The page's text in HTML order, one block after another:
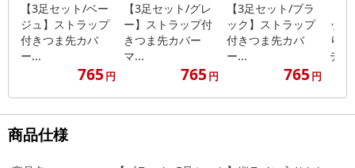
【3足セット/ベー
ジュ】ストラップ
付きつま先カバ
ー...
765 円
【3足セット/グレ
ー】ストラップ付
きつま先カバー
マ...
765 円
【3足セット/ブラ
ック】ストラップ
付きつま先カバ
ー...
765 円
ッ
り
デ...
商品仕様